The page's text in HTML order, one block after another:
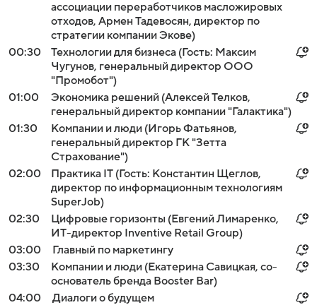
ассоциации переработчиков масложировых
отходов, Армен Тадевосян, директор по
стратегии компании Экове)
00:30
Технологии для бизнеса (Гость: Максим
Чугунов, генеральный директор ООО
"Промобот")
01:00
Экономика решений (Алексей Телков,
генеральный директор компании "Галактика")
01:30
Компании и люди (Игорь Фатьянов,
генеральный директор ГК "Зетта
Страхование")
02:00
Практика IT (Гость: Константин Щеглов,
директор по информационным технологиям
SuperJob)
02:30
Цифровые горизонты (Евгений Лимаренко,
ИТ-директор Inventive Retail Group)
03:00
Главный по маркетингу
03:30
Компании и люди (Екатерина Савицкая, со-
основатель бренда Booster Bar)
04:00
Диалоги о будущем